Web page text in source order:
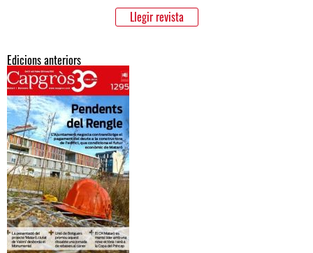
Llegir revista
Edicions anteriors